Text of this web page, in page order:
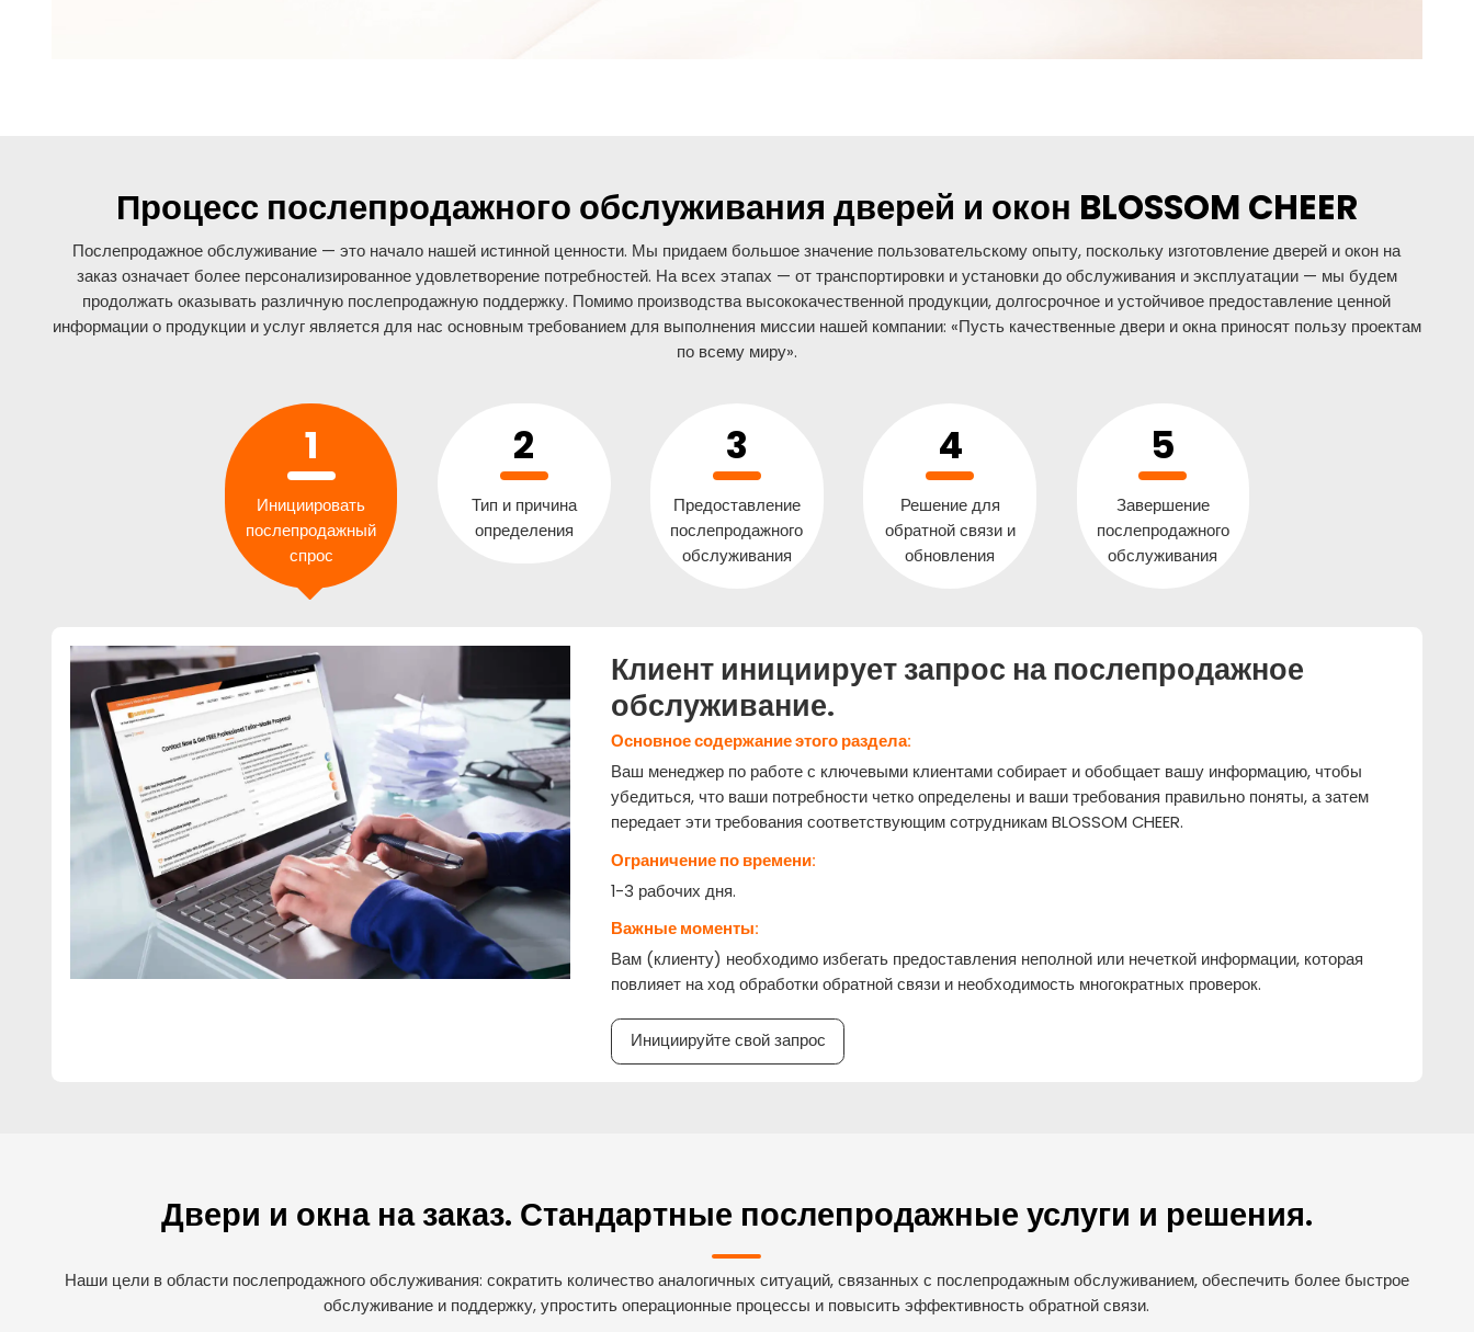
Процесс послепродажного обслуживания дверей и окон BLOSSOM CHEER
Послепродажное обслуживание — это начало нашей истинной ценности. Мы придаем большое значение пользовательскому опыту, поскольку изготовление дверей и окон на
заказ означает более персонализированное удовлетворение потребностей. На всех этапах — от транспортировки и установки до обслуживания и эксплуатации — мы будем
продолжать оказывать различную послепродажную поддержку. Помимо производства высококачественной продукции, долгосрочное и устойчивое предоставление ценной
информации о продукции и услуг является для нас основным требованием для выполнения миссии нашей компании: «Пусть качественные двери и окна приносят пользу проектам
по всему миру».
Инициировать
послепродажный
спрос
Тип и причина
определения
Предоставление
послепродажного
обслуживания
Решение для
обратной связи и
обновления
Завершение
послепродажного
обслуживания
Клиент инициирует запрос на послепродажное
обслуживание.
Основное содержание этого раздела:
Ваш менеджер по работе с ключевыми клиентами собирает и обобщает вашу информацию, чтобы
убедиться, что ваши потребности четко определены и ваши требования правильно поняты, а затем
передает эти требования соответствующим сотрудникам BLOSSOM CHEER.
Ограничение по времени:
1-3 рабочих дня.
Важные моменты:
Вам (клиенту) необходимо избегать предоставления неполной или нечеткой информации, которая
повлияет на ход обработки обратной связи и необходимость многократных проверок.
Инициируйте свой запрос
Двери и окна на заказ. Стандартные послепродажные услуги и решения.
Наши цели в области послепродажного обслуживания: сократить количество аналогичных ситуаций, связанных с послепродажным обслуживанием, обеспечить более быстрое
обслуживание и поддержку, упростить операционные процессы и повысить эффективность обратной связи.